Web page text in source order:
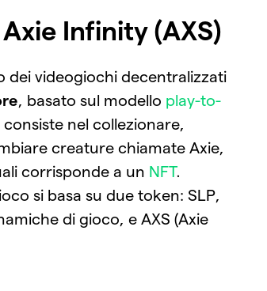
Axie Infinity (AXS)
dei videogiochi decentralizzati
, basato sul modello play-to-
consiste nel collezionare,
creature chiamate Axie,
corrisponde a un NFT.
si basa su due token: SLP,
di gioco, e AXS (Axie